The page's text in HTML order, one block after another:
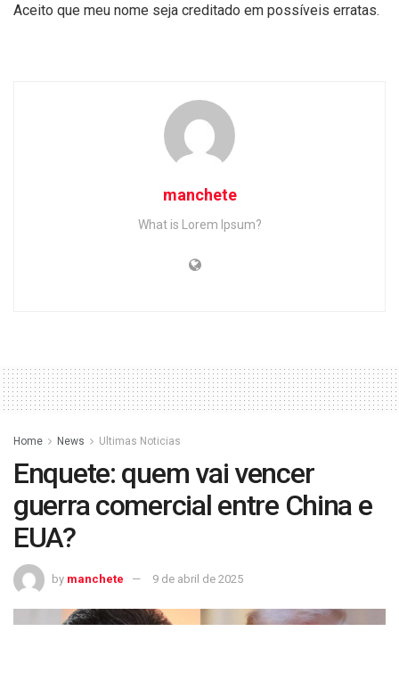
Aceito que meu nome seja creditado em possíveis erratas.
manchete
What is Lorem Ipsum?
Home News Ultimas Noticias
Enquete: quem vai vencer
guerra comercial entre China e
EUA?
by manchete 9 de abril de 2025